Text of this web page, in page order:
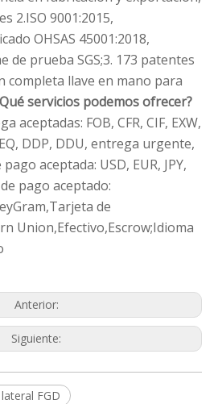
2.ISO 9001:2015,
OHSAS 45001:2018,
de prueba SGS;3. 173 patentes
completa llave en mano para
servicios podemos ofrecer?
aceptadas: FOB, CFR, CIF, EXW,
DDP, DDU, entrega urgente,
aceptada: USD, EUR, JPY,
pago aceptado:
de
Union,Efectivo,Escrow;Idioma
Anterior:
Siguiente:
FGD